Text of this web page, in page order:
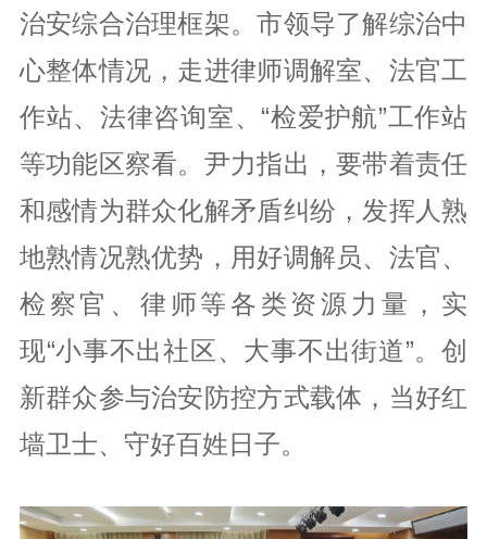
治安综合治理框架。市领导了解综治中
心整体情况，走进律师调解室、法官工
作站、法律咨询室、“检爱护航”工作站
等功能区察看。尹力指出，要带着责任
和感情为群众化解矛盾纠纷，发挥人熟
地熟情况熟优势，用好调解员、法官、
检察官、律师等各类资源力量，实
现“小事不出社区、大事不出街道”。创
新群众参与治安防控方式载体，当好红
墙卫士、守好百姓日子。